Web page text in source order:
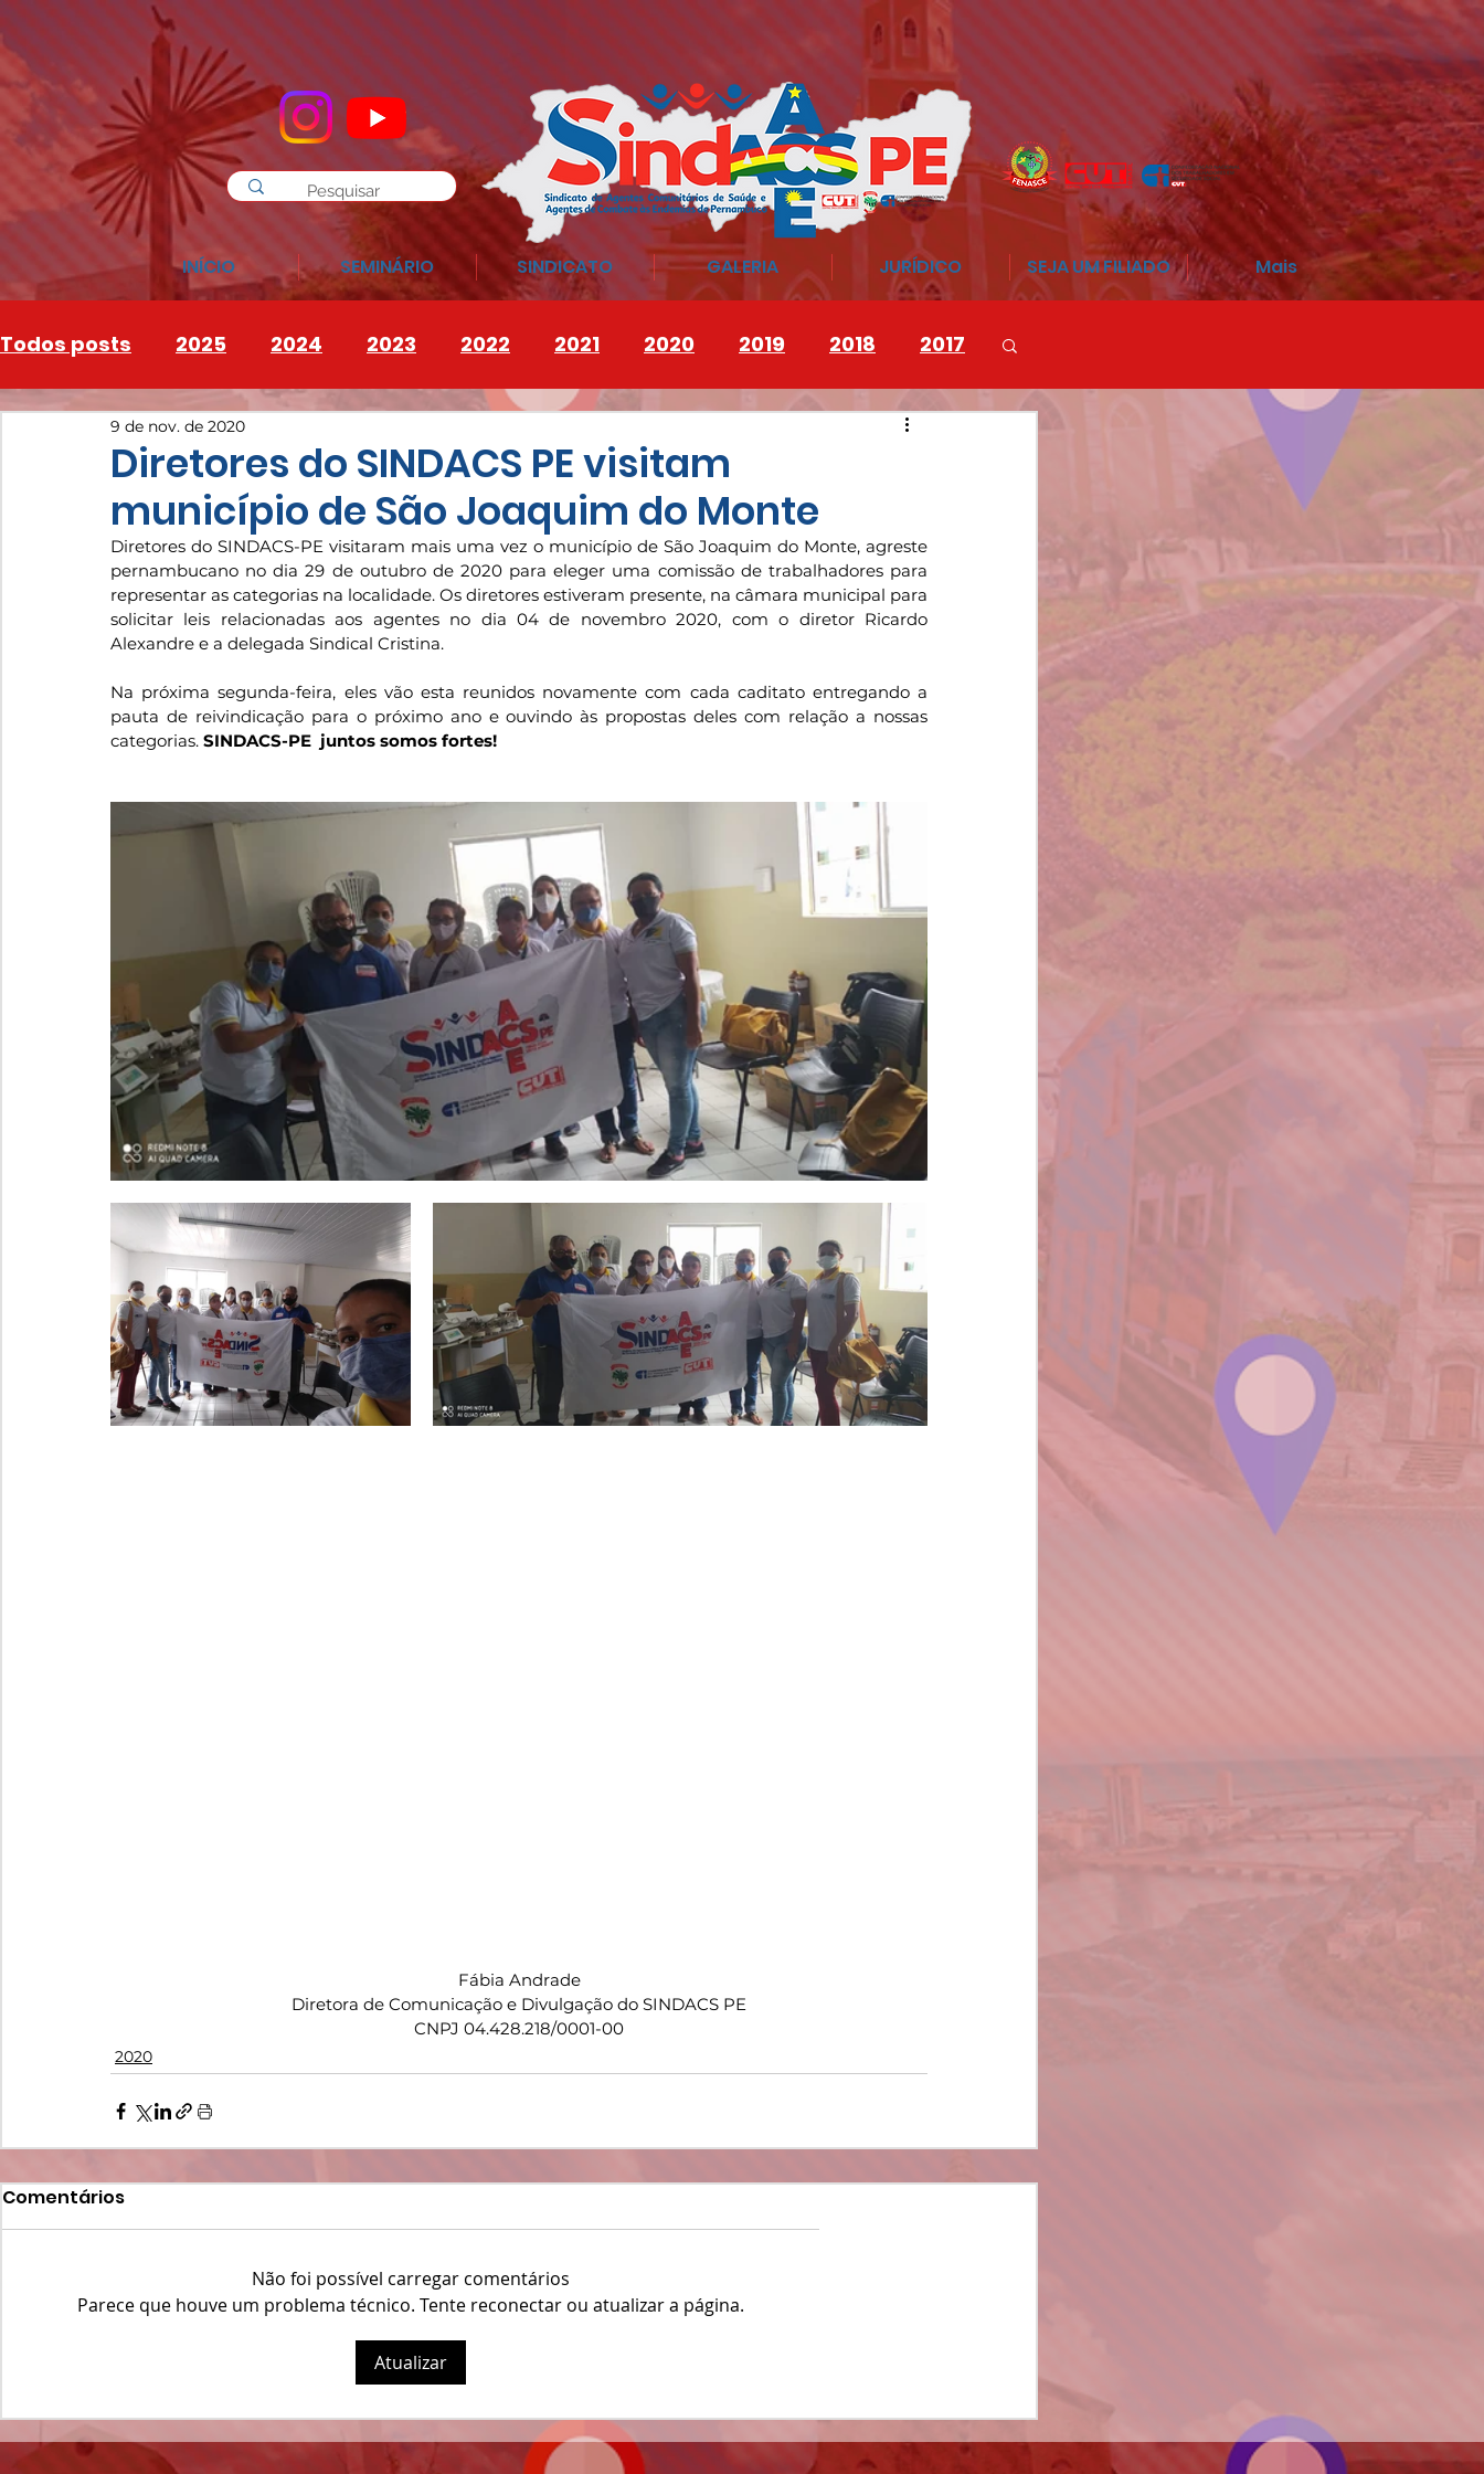
INÍCIO SEMINÁRIO SINDICATO GALERIA JURÍDICO SEJA UM FILIADO Mais
Todos posts 2025 2024 2023 2022 2021 2020 2019 2018 2017
INSTAGRAM 2026
Diretores do SINDACS PE visitam
município de São Joaquim do Monte
9 de nov. de 2020
Diretores do SINDACS-PE visitaram mais uma vez o município de São Joaquim do Monte, agreste
pernambucano no dia 29 de outubro de 2020 para eleger uma comissão de trabalhadores para
representar as categorias na localidade. Os diretores estiveram presente, na câmara municipal para
solicitar leis relacionadas aos agentes no dia 04 de novembro 2020, com o diretor Ricardo
Alexandre e a delegada Sindical Cristina.
Na próxima segunda-feira, eles vão esta reunidos novamente com cada caditato entregando a
pauta de reivindicação para o próximo ano e ouvindo às propostas deles com relação a nossas
categorias. SINDACS-PE  juntos somos fortes!
Fábia Andrade
Diretora de Comunicação e Divulgação do SINDACS PE
CNPJ 04.428.218/0001-00
2020
Comentários
Não foi possível carregar comentários
Parece que houve um problema técnico. Tente reconectar ou atualizar a página.
Atualizar